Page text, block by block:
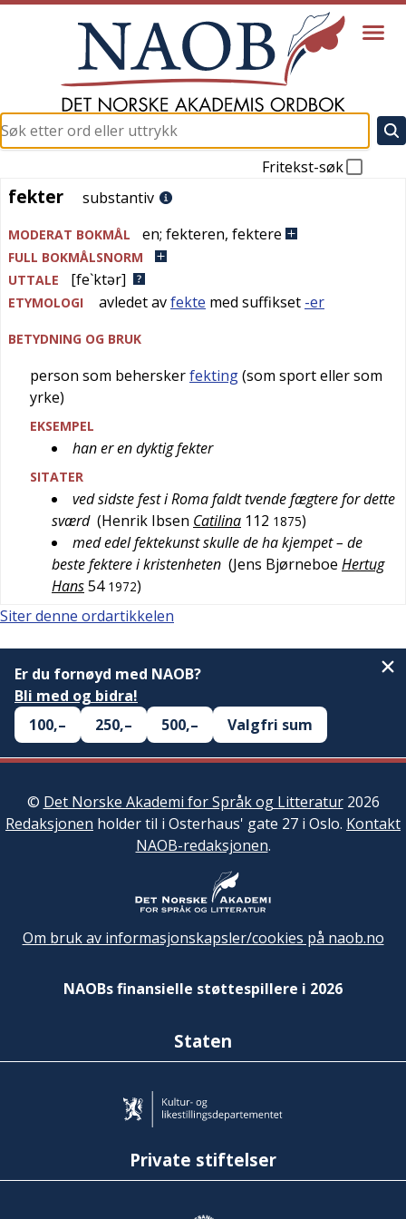
Fritekst-søk
fekter
fekter substantiv
MODERAT BOKMÅL en; fekteren, fektere
FULL BOKMÅLSNORM
UTTALE
[fe`ktər]
ETYMOLOGI avledet avfekte med suffikset -er
BETYDNING OG BRUK
person som beherskerfekting(som sport eller som
yrke)
EKSEMPEL
han er en dyktig fekter
SITATER
ved sidste fest i Roma faldt tvende fægtere for dette
sværd (Henrik Ibsen Catilina 112 1875)
med edel fektekunst skulle de ha kjempet – de
beste fektere i kristenheten (Jens Bjørneboe Hertug
Hans54 1972)
Siter denne ordartikkelen
Er du fornøyd med NAOB?
Bli med og bidra!
100,–
250,– 500,– Valgfri sum
© Det Norske Akademi for Språk og Litteratur2026
Redaksjonen holder til i Osterhaus' gate 27 i Oslo. Kontakt
NAOB-redaksjonen.
Om bruk av informasjonskapsler/cookies på naob.no
NAOBs finansielle støttespillere i 2026
Staten
Private stiftelser